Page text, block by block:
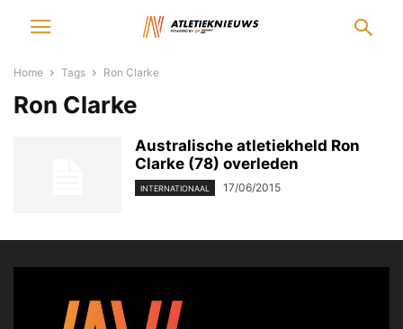
Home Tags Ron Clarke
Ron Clarke
Australische atletiekheld Ron
Clarke (78) overleden
INTERNATIONAAL 17/06/2015